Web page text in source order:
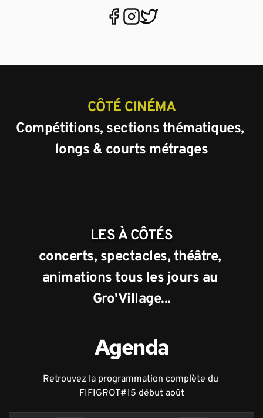
CÔTÉ CINÉMA
Compétitions, sections thématiques,
longs & courts métrages
LES À CÔTÉS
concerts, spectacles, théâtre,
animations tous les jours au
Gro'Village...
Agenda
Retrouvez la programmation complète du
FIFIGROT#15 début août